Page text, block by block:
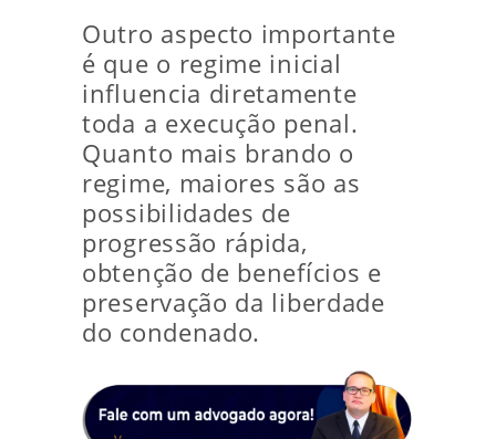
Outro aspecto importante
é que o regime inicial
influencia diretamente
toda a execução penal.
Quanto mais brando o
regime, maiores são as
possibilidades de
progressão rápida,
obtenção de benefícios e
preservação da liberdade
do condenado.